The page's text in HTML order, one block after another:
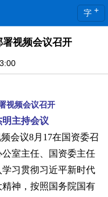
字 +
署视频会议召开
视频会议召开
主持会议
会议8月17在国资委召
室主任、国资委主任
习贯彻习近平新时代
神，按照国务院国有